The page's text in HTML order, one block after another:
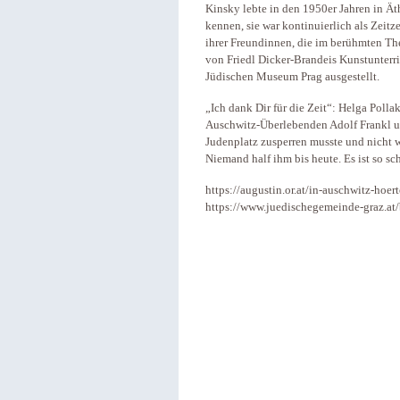
Kinsky lebte in den 1950er Jahren in
kennen, sie war kontinuierlich als
ihrer Freundinnen, die im berühmten
von Friedl Dicker-Brandeis
Jüdischen Museum Prag ausgestellt.
„Ich dank Dir für die Zeit“: Helga
Auschwitz-Überlebenden Adolf Frankl
Judenplatz zusperren musste und nicht
Niemand half ihm bis heute. Es ist so
https://augustin.or.at/in-auschwitz-
https://www.juedischegemeinde-